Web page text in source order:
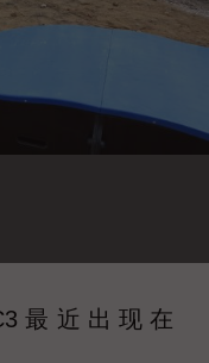
最近出现在